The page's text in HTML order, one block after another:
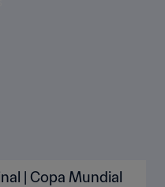
| Copa Mundial